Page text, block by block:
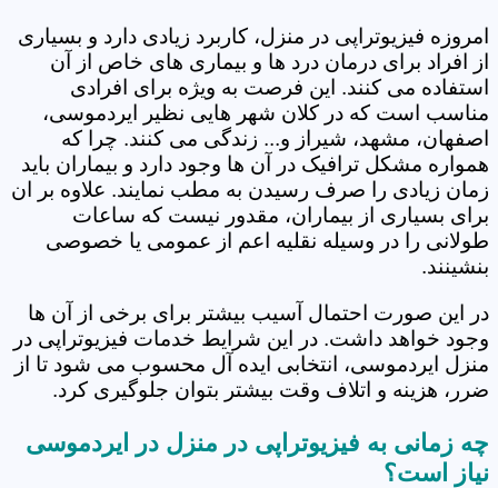
امروزه فیزیوتراپی در منزل، کاربرد زیادی دارد و بسیاری
از افراد برای درمان درد ها و بیماری های خاص از آن
استفاده می کنند. این فرصت به ویژه برای افرادی
مناسب است که در کلان شهر هایی نظیر ایردموسی،
اصفهان، مشهد، شیراز و... زندگی می کنند. چرا که
همواره مشکل ترافیک در آن ها وجود دارد و بیماران باید
زمان زیادی را صرف رسیدن به مطب نمایند. علاوه بر ان
برای بسیاری از بیماران، مقدور نیست که ساعات
طولانی را در وسیله نقلیه اعم از عمومی یا خصوصی
بنشینند.
در این صورت احتمال آسیب بیشتر برای برخی از آن ها
وجود خواهد داشت. در این شرایط خدمات فیزیوتراپی در
منزل ایردموسی، انتخابی ایده آل محسوب می شود تا از
ضرر، هزینه و اتلاف وقت بیشتر بتوان جلوگیری کرد.
چه زمانی به فیزیوتراپی در منزل در ایردموسی
نیاز است؟